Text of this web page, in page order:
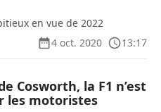
en vue de 2022
4 oct. 2020
13:17
Cosworth, la F1 n’est
les motoristes